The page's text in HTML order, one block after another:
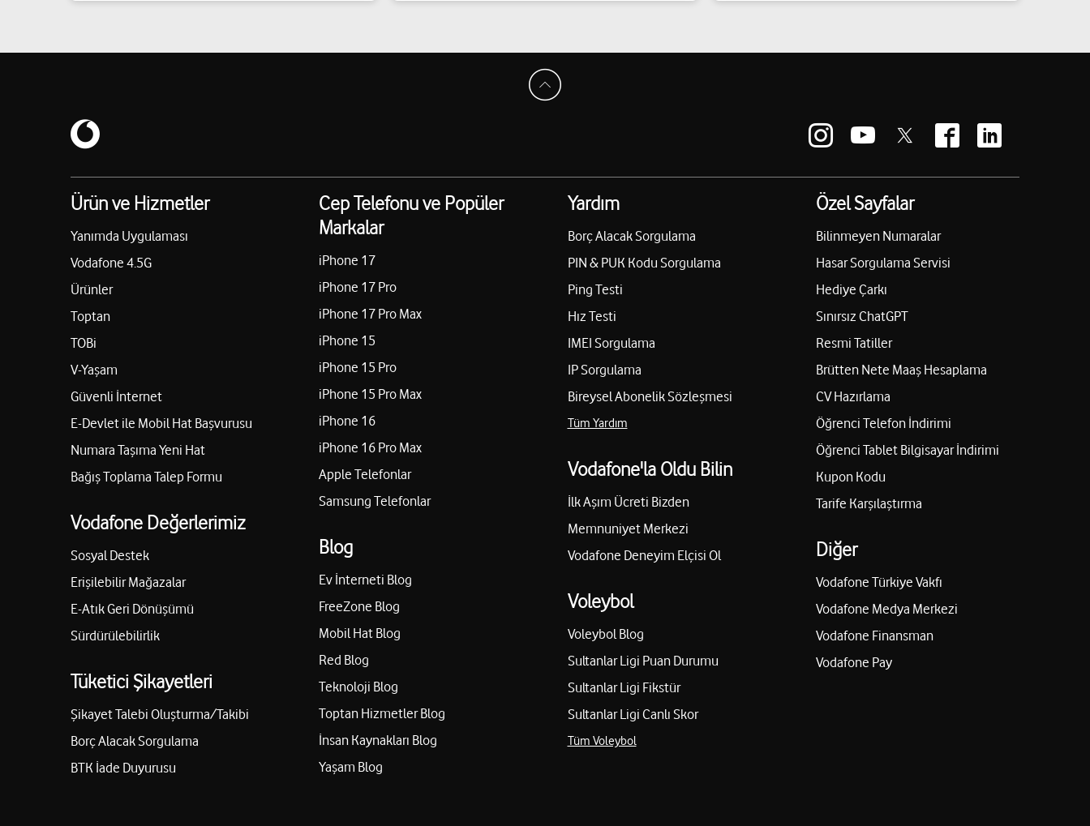
Ürün ve Hizmetler
Yanımda Uygulaması
Vodafone 4.5G
Ürünler
Toptan
TOBi
V-Yaşam
Güvenli İnternet
E-Devlet ile Mobil Hat Başvurusu
Numara Taşıma Yeni Hat
Bağış Toplama Talep Formu
Vodafone Değerlerimiz
Sosyal Destek
Erişilebilir Mağazalar
E-Atık Geri Dönüşümü
Sürdürülebilirlik
Tüketici Şikayetleri
Şikayet Talebi Oluşturma/Takibi
Borç Alacak Sorgulama
BTK İade Duyurusu
Cep Telefonu ve Popüler
Markalar
iPhone 17
iPhone 17 Pro
iPhone 17 Pro Max
iPhone 15
iPhone 15 Pro
iPhone 15 Pro Max
iPhone 16
iPhone 16 Pro Max
Apple Telefonlar
Samsung Telefonlar
Blog
Ev İnterneti Blog
FreeZone Blog
Mobil Hat Blog
Red Blog
Teknoloji Blog
Toptan Hizmetler Blog
İnsan Kaynakları Blog
Yaşam Blog
Yardım
Borç Alacak Sorgulama
PIN & PUK Kodu Sorgulama
Ping Testi
Hız Testi
IMEI Sorgulama
IP Sorgulama
Bireysel Abonelik Sözleşmesi
Tüm Yardım
Vodafone'la Oldu Bilin
İlk Aşım Ücreti Bizden
Memnuniyet Merkezi
Vodafone Deneyim Elçisi Ol
Voleybol
Voleybol Blog
Sultanlar Ligi Puan Durumu
Sultanlar Ligi Fikstür
Sultanlar Ligi Canlı Skor
Tüm Voleybol
Özel Sayfalar
Bilinmeyen Numaralar
Hasar Sorgulama Servisi
Hediye Çarkı
Sınırsız ChatGPT
Resmi Tatiller
Brütten Nete Maaş Hesaplama
CV Hazırlama
Öğrenci Telefon İndirimi
Öğrenci Tablet Bilgisayar İndirimi
Kupon Kodu
Tarife Karşılaştırma
Diğer
Vodafone Türkiye Vakfı
Vodafone Medya Merkezi
Vodafone Finansman
Vodafone Pay